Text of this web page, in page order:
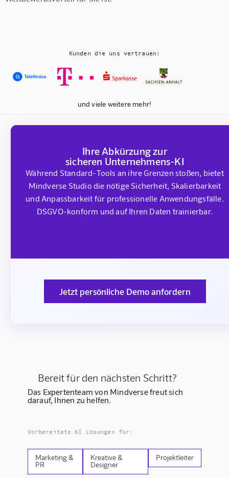
Kunden die uns vertrauen:
und viele weitere mehr!
Ihre Abkürzung zur
sicheren Unternehmens-KI
Während Standard-Tools an ihre Grenzen stoßen, bietet
Mindverse Studio die nötige Sicherheit, Skalierbarkeit
und Anpassbarkeit für professionelle Anwendungsfälle.
DSGVO-konform und auf Ihren Daten trainierbar.
Jetzt persönliche Demo anfordern
Bereit für den nächsten Schritt?
Das Expertenteam von Mindverse freut sich
darauf, Ihnen zu helfen.
Vorbereitete KI Lösungen für:
Marketing &
PR
Kreative &
Designer
Projektleiter